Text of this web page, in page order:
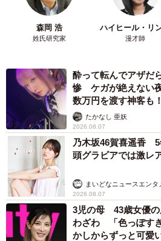
窓からお外を見ると、お散歩したくなっち
森岡 浩
姓氏研究家
ハイヒール・リ
漫才師
酔って転んでアザだ
惨 ケガが絶えない
数万円を渡す神客も
たかなし 亜妖
2026.08.07
乃木坂46賀喜遥香
頭グラビアでは激レ
まいどなニュースエンタ
2026.08.07
3児の母 43歳女優の
わざわ 「色っぽす
かしからずっと可愛い